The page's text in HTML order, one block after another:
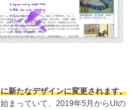
新たなデザインに変更されます。
まっていて、2019年5月からUIの